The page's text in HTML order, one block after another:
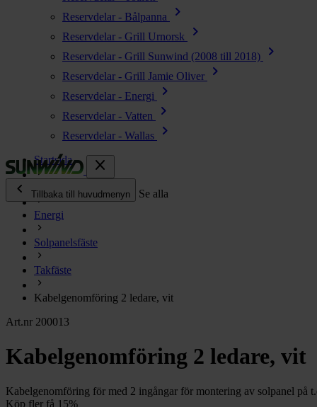
Reservdelar - Bålpanna chevron_right
Reservdelar - Grill Urnorsk chevron_right
Reservdelar - Grill Sunwind (2008 till 2018) chevron_right
Reservdelar - Grill Jamie Oliver chevron_right
Reservdelar - Energi chevron_right
Reservdelar - Vatten chevron_right
Reservdelar - Wallas
chevron_right
close
chevron_left
Tillbaka till huvudmenyn Se alla
Energi
Kök & Gasol chevron_right
Värme chevron_right
Vatten chevron_right
Toalett
Grill & Fritid
Lacanche
Startsida
Energi
Solpanelsfäste
Takfäste
Kabelgenomföring 2 ledare, vit
Art.nr 200013
Kabelgenomföring 2 ledare, vit
Kabelgenomföring för med 2 ingångar för montering av solpanel på
Köp fler få 15%